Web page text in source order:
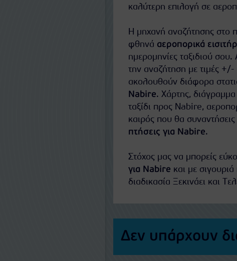
καλύτερη επιλογή σε
Η μηχανή αναζήτησης στο
φθηνά αεροπορικά
ημερομηνίες ταξιδιού σου.
την αναζήτηση με τιμές +/-
ακολουθούν διάφορα
Nabire. Χάρτης,
ταξίδι προς Nabire,
καιρός που θα
πτήσεις για Nabire.
Στόχος μας να μπορείς
για Nabire και με
διαδικασία Ξεκινάει και
Δεν υπάρχουν